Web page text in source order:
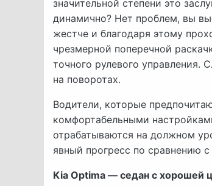
значительной степени это
динамично? Нет проблем, вы
жестче и благодаря этому
чрезмерной поперечной
точного рулевого управления.
на поворотах.
Водители, которые
комфортабельными
отрабатываются на должном
явный прогресс по сравнению
Kia Optima — седан с хорошей